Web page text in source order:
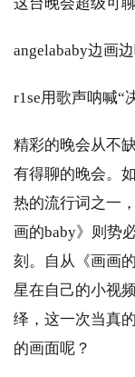
angelababy边画
r1se用歌声呐喊“
精彩的晚会从不
有得聊的晚会。
热的流行词之一
画的baby》则势
刻。自从《画画
星在自己的小视
绎，这一次当真
的画面呢？